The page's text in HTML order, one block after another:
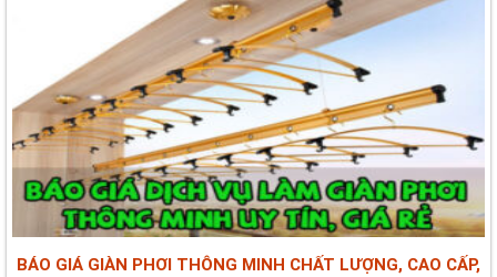
BÁO GIÁ GIÀN PHƠI THÔNG MINH CHẤT LƯỢNG, CAO CẤP,